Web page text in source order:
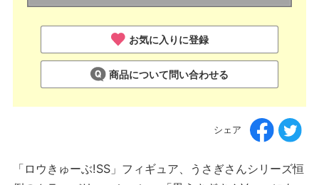
お気に入りに登録
商品について問い合わせる
シェア
「ロウきゅーぶ!SS」フィギュア、うさぎさんシリーズ恒